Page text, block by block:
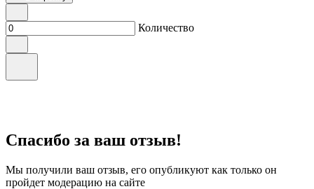
Количество
Спасибо за ваш отзыв!
Мы получили ваш отзыв, его опубликуют как только он
пройдет модерацию на сайте